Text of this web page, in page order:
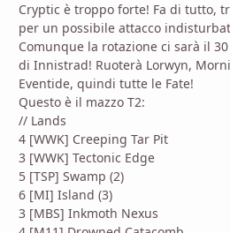
Cryptic è troppo forte! Fa di tutto,
per un possibile attacco
Comunque la rotazione ci sarà il
di Innistrad! Ruoterà Lorwyn,
Eventide, quindi tutte le Fate!
Questo è il mazzo T2:
// Lands
4 [WWK] Creeping Tar Pit
3 [WWK] Tectonic Edge
5 [TSP] Swamp (2)
6 [MI] Island (3)
3 [MBS] Inkmoth Nexus